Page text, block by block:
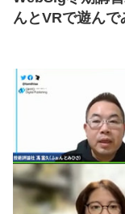
んとVRで遊んで